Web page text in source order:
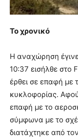
Το χρονικό
Η αναχώρηση
10:37 εισήλθε στο
έρθει σε επαφή με
κυκλοφορίας.
επαφή με το
σύμφωνα με το
διατάχτηκε από